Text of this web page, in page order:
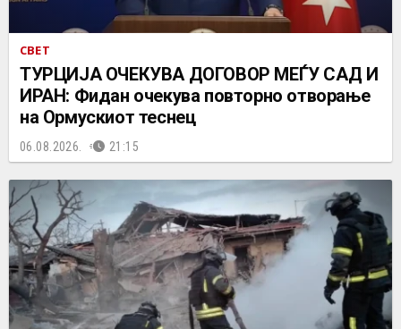
СВЕТ
ТУРЦИЈА ОЧЕКУВА ДОГОВОР МЕЃУ САД И
ИРАН: Фидан очекува повторно отворање
на Ормускиот теснец
06.08.2026. 21:15